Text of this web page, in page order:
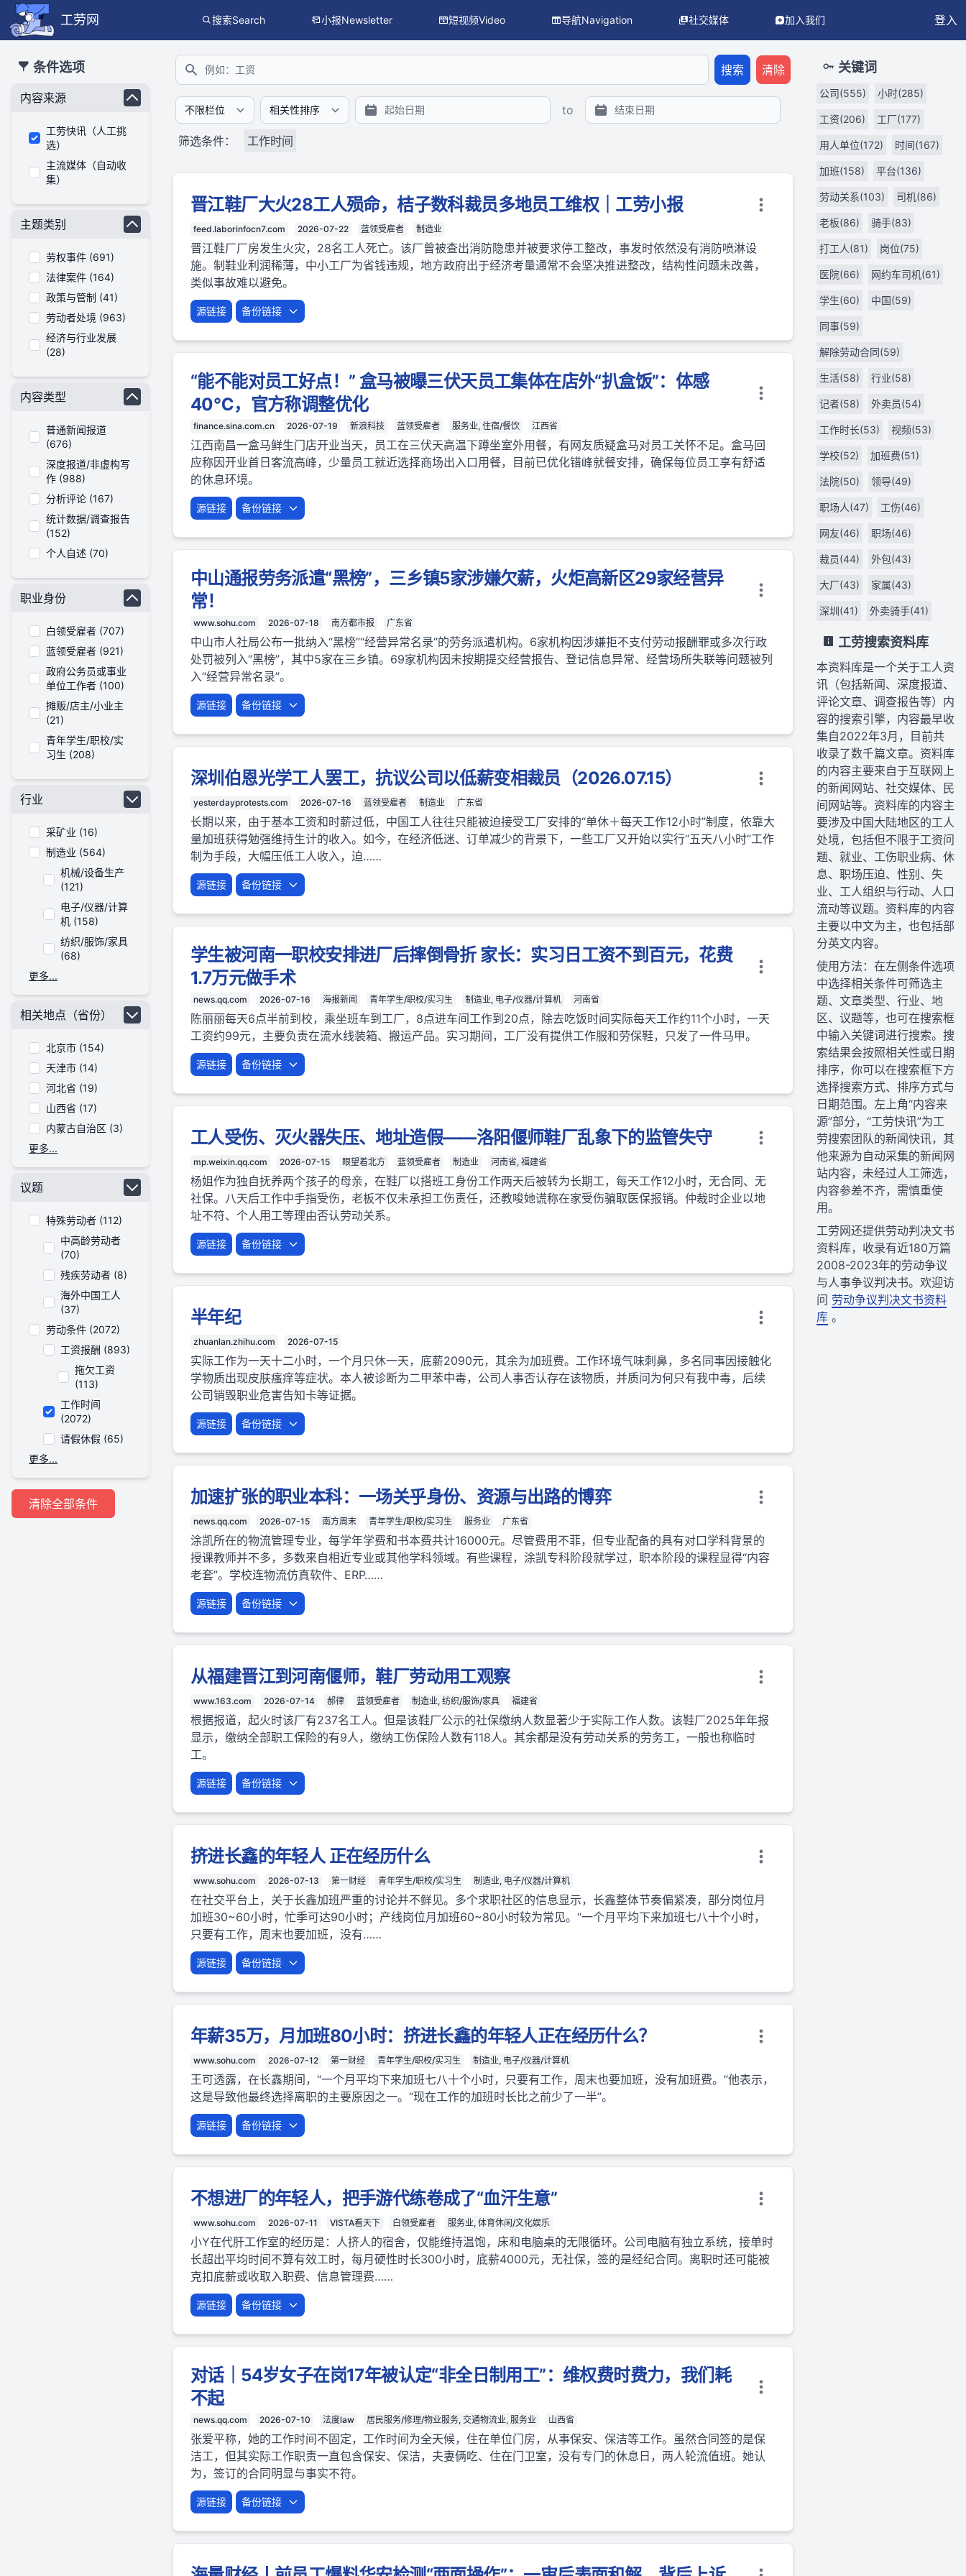
工劳网 搜索Search 小报Newsletter 短视频Video 导航Navigation 社交媒体 加入我们
登入
条件选项
内容来源
工劳快讯（人工挑
选）
主流媒体（自动收
集）
主题类别
劳权事件 (691)
法律案件 (164)
政策与管制 (41)
劳动者处境 (963)
经济与行业发展
(28)
内容类型
普通新闻报道
(676)
深度报道/非虚构写
作 (988)
分析评论 (167)
统计数据/调查报告
(152)
个人自述 (70)
职业身份
白领受雇者 (707)
蓝领受雇者 (921)
政府公务员或事业
单位工作者 (100)
摊贩/店主/小业主
(21)
青年学生/职校/实
习生 (208)
行业
采矿业 (16)
制造业 (564)
机械/设备生产
(121)
电子/仪器/计算
机 (158)
纺织/服饰/家具
(68)
更多...
相关地点（省份）
北京市 (154)
天津市 (14)
河北省 (19)
山西省 (17)
内蒙古自治区 (3)
更多...
议题
特殊劳动者 (112)
中高龄劳动者
(70)
残疾劳动者 (8)
海外中国工人
(37)
劳动条件 (2072)
工资报酬 (893)
拖欠工资
(113)
工作时间
(2072)
请假休假 (65)
更多...
清除全部条件
搜索
搜索 清除
to
筛选条件： 工作时间
晋江鞋厂大火28工人殒命，桔子数科裁员多地员工维权｜工劳小报
feed.laborinfocn7.com 2026-07-22 蓝领受雇者 制造业
晋江鞋厂厂房发生火灾，28名工人死亡。该厂曾被查出消防隐患并被要求停工整改，事发时依然没有消防喷淋设
施。制鞋业利润稀薄，中小工厂为省钱违规，地方政府出于经济考量通常不会坚决推进整改，结构性问题未改善，
类似事故难以避免。
源链接 备份链接
“能不能对员工好点！” 盒马被曝三伏天员工集体在店外“扒盒饭”：体感
40℃，官方称调整优化
finance.sina.com.cn 2026-07-19 新浪科技 蓝领受雇者 服务业, 住宿/餐饮 江西省
江西南昌一盒马鲜生门店开业当天，员工在三伏天高温下蹲坐室外用餐，有网友质疑盒马对员工关怀不足。盒马回
应称因开业首日客流高峰，少量员工就近选择商场出入口用餐，目前已优化错峰就餐安排，确保每位员工享有舒适
的休息环境。
源链接 备份链接
中山通报劳务派遣“黑榜”，三乡镇5家涉嫌欠薪，火炬高新区29家经营异
常！
www.sohu.com 2026-07-18 南方都市报 广东省
中山市人社局公布一批纳入“黑榜”“经营异常名录”的劳务派遣机构。6家机构因涉嫌拒不支付劳动报酬罪或多次行政
处罚被列入“黑榜”，其中5家在三乡镇。69家机构因未按期提交经营报告、登记信息异常、经营场所失联等问题被列
入“经营异常名录”。
源链接 备份链接
深圳伯恩光学工人罢工，抗议公司以低薪变相裁员（2026.07.15）
yesterdayprotests.com 2026-07-16 蓝领受雇者 制造业 广东省
长期以来，由于基本工资和时薪过低，中国工人往往只能被迫接受工厂安排的“单休＋每天工作12小时”制度，依靠大
量加班获得勉强维持生计的收入。如今，在经济低迷、订单减少的背景下，一些工厂又开始以实行“五天八小时”工作
制为手段，大幅压低工人收入，迫……
源链接 备份链接
学生被河南一职校安排进厂后摔倒骨折 家长：实习日工资不到百元，花费
1.7万元做手术
news.qq.com 2026-07-16 海报新闻 青年学生/职校/实习生 制造业, 电子/仪器/计算机 河南省
陈丽丽每天6点半前到校，乘坐班车到工厂，8点进车间工作到20点，除去吃饭时间实际每天工作约11个小时，一天
工资约99元，主要负责在流水线装箱、搬运产品。实习期间，工厂没有提供工作服和劳保鞋，只发了一件马甲。
源链接 备份链接
工人受伤、灭火器失压、地址造假——洛阳偃师鞋厂乱象下的监管失守
mp.weixin.qq.com 2026-07-15 眼望着北方 蓝领受雇者 制造业 河南省, 福建省
杨姐作为独自抚养两个孩子的母亲，在鞋厂以搭班工身份工作两天后被转为长期工，每天工作12小时，无合同、无
社保。八天后工作中手指受伤，老板不仅未承担工伤责任，还教唆她谎称在家受伤骗取医保报销。仲裁时企业以地
址不符、个人用工等理由否认劳动关系。
源链接 备份链接
半年纪
zhuanlan.zhihu.com 2026-07-15
实际工作为一天十二小时，一个月只休一天，底薪2090元，其余为加班费。工作环境气味刺鼻，多名同事因接触化
学物质出现皮肤瘙痒等症状。本人被诊断为二甲苯中毒，公司人事否认存在该物质，并质问为何只有我中毒，后续
公司销毁职业危害告知卡等证据。
源链接 备份链接
加速扩张的职业本科：一场关乎身份、资源与出路的博弈
news.qq.com 2026-07-15 南方周末 青年学生/职校/实习生 服务业 广东省
涂凯所在的物流管理专业，每学年学费和书本费共计16000元。尽管费用不菲，但专业配备的具有对口学科背景的
授课教师并不多，多数来自相近专业或其他学科领域。有些课程，涂凯专科阶段就学过，职本阶段的课程显得“内容
老套”。学校连物流仿真软件、ERP……
源链接 备份链接
从福建晋江到河南偃师，鞋厂劳动用工观察
www.163.com 2026-07-14 郝律 蓝领受雇者 制造业, 纺织/服饰/家具 福建省
根据报道，起火时该厂有237名工人。但是该鞋厂公示的社保缴纳人数显著少于实际工作人数。该鞋厂2025年年报
显示，缴纳全部职工保险的有9人，缴纳工伤保险人数有118人。其余都是没有劳动关系的劳务工，一般也称临时
工。
源链接 备份链接
挤进长鑫的年轻人 正在经历什么
www.sohu.com 2026-07-13 第一财经 青年学生/职校/实习生 制造业, 电子/仪器/计算机
在社交平台上，关于长鑫加班严重的讨论并不鲜见。多个求职社区的信息显示，长鑫整体节奏偏紧凑，部分岗位月
加班30~60小时，忙季可达90小时；产线岗位月加班60~80小时较为常见。“一个月平均下来加班七八十个小时，
只要有工作，周末也要加班，没有……
源链接 备份链接
年薪35万，月加班80小时：挤进长鑫的年轻人正在经历什么？
www.sohu.com 2026-07-12 第一财经 青年学生/职校/实习生 制造业, 电子/仪器/计算机
王可透露，在长鑫期间，“一个月平均下来加班七八十个小时，只要有工作，周末也要加班，没有加班费。”他表示，
这是导致他最终选择离职的主要原因之一。“现在工作的加班时长比之前少了一半”。
源链接 备份链接
不想进厂的年轻人，把手游代练卷成了“血汗生意”
www.sohu.com 2026-07-11 VISTA看天下 白领受雇者 服务业, 体育休闲/文化娱乐
小Y在代肝工作室的经历是：人挤人的宿舍，仅能维持温饱，床和电脑桌的无限循环。公司电脑有独立系统，接单时
长超出平均时间不算有效工时，每月硬性时长300小时，底薪4000元，无社保，签的是经纪合同。离职时还可能被
克扣底薪或收取入职费、信息管理费……
源链接 备份链接
对话｜54岁女子在岗17年被认定“非全日制用工”：维权费时费力，我们耗
不起
news.qq.com 2026-07-10 法度law 居民服务/修理/物业服务, 交通物流业, 服务业 山西省
张爱平称，她的工作时间不固定，工作时间为全天候，住在单位门房，从事保安、保洁等工作。虽然合同签的是保
洁工，但其实际工作职责一直包含保安、保洁，夫妻俩吃、住在门卫室，没有专门的休息日，两人轮流值班。她认
为，签订的合同明显与事实不符。
源链接 备份链接
关键词
公司(555) 小时(285)
工资(206) 工厂(177)
用人单位(172) 时间(167)
加班(158) 平台(136)
劳动关系(103) 司机(86)
老板(86) 骑手(83)
打工人(81) 岗位(75)
医院(66) 网约车司机(61)
学生(60) 中国(59)
同事(59)
解除劳动合同(59)
生活(58) 行业(58)
记者(58) 外卖员(54)
工作时长(53) 视频(53)
学校(52) 加班费(51)
法院(50) 领导(49)
职场人(47) 工伤(46)
网友(46) 职场(46)
裁员(44) 外包(43)
大厂(43) 家属(43)
深圳(41) 外卖骑手(41)
工劳搜索资料库
本资料库是一个关于工人资
讯（包括新闻、深度报道、
评论文章、调查报告等）内
容的搜索引擎，内容最早收
集自2022年3月，目前共
收录了数千篇文章。资料库
的内容主要来自于互联网上
的新闻网站、社交媒体、民
间网站等。资料库的内容主
要涉及中国大陆地区的工人
处境，包括但不限于工资问
题、就业、工伤职业病、休
息、职场压迫、性别、失
业、工人组织与行动、人口
流动等议题。资料库的内容
主要以中文为主，也包括部
分英文内容。
使用方法：在左侧条件选项
中选择相关条件可筛选主
题、文章类型、行业、地
区、议题等，也可在搜索框
中输入关键词进行搜索。搜
索结果会按照相关性或日期
排序，你可以在搜索框下方
选择搜索方式、排序方式与
日期范围。左上角“内容来
源”部分，“工劳快讯”为工
劳搜索团队的新闻快讯，其
他来源为自动采集的新闻网
站内容，未经过人工筛选，
内容参差不齐，需慎重使
用。
工劳网还提供劳动判决文书
资料库，收录有近180万篇
2008-2023年的劳动争议
与人事争议判决书。欢迎访
问 劳动争议判决文书资料
库 。